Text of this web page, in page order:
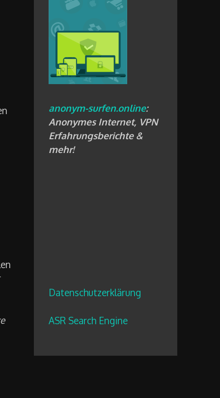
anonym-surfen.online:
Anonymes Internet, VPN
Erfahrungsberichte &
mehr!
Datenschutzerklärung
ASR Search Engine